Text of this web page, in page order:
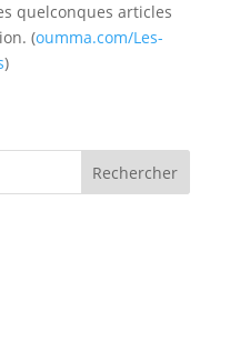
quelconques articles
(oumma.com/Les-
)